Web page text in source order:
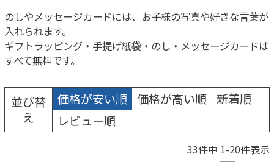
のしやメッセージカードには、お子様の写真や好きな言葉が
入れられます。
ギフトラッピング・手提げ紙袋・のし・メッセージカードは
すべて無料です。
並び替
え
価格が安い順 価格が高い順
新着順
レビュー順
33件中 1-20件表示